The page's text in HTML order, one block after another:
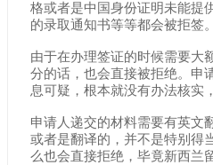
格或者是中国身份证明未能提
的录取通知书等等都会被拒签。
由于在办理签证的时候需要大
分的话，也会直接被拒绝。申
息可疑，根本就没有办法核实
申请人递交的材料需要有英文
或者是翻译的，并不是特别得
么也会直接拒绝，毕竟新西兰